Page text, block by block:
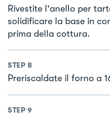
Rivestite l'anello per
solidificare la base in
prima della cottura.
STEP 8
Preriscaldate il forno a
STEP 9